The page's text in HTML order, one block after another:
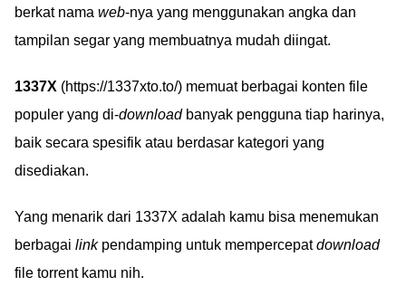
berkat nama web-nya yang menggunakan angka dan
tampilan segar yang membuatnya mudah diingat.
1337X (https://1337xto.to/) memuat berbagai konten file
populer yang di-downloadbanyak pengguna tiap harinya,
baik secara spesifik atau berdasar kategori yang
disediakan.
Yang menarik dari 1337X adalah kamu bisa menemukan
berbagai linkpendamping untuk mempercepatdownload
file torrent kamu nih.